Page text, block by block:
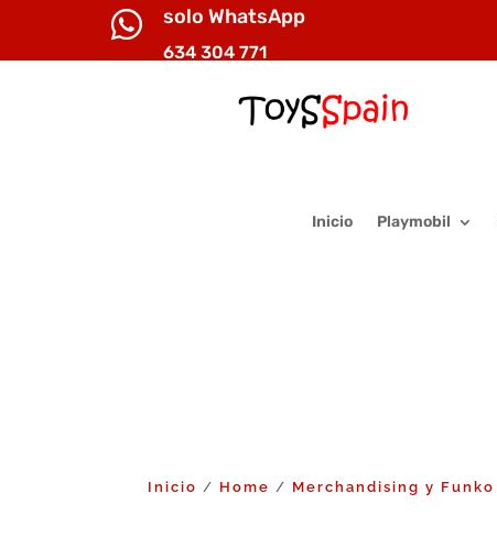
 solo WhatsApp
634 304 771
Inicio Playmobil
Inicio / Home / Merchandising y Funko